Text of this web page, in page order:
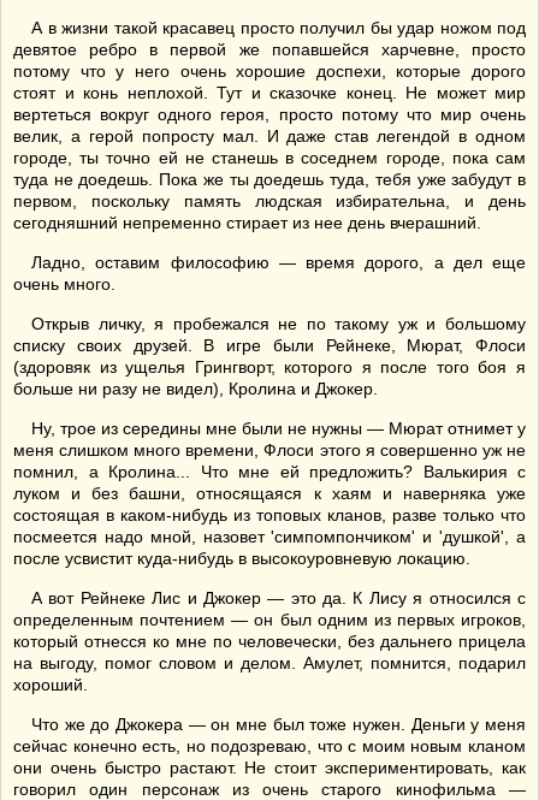
А в жизни такой красавец просто получил бы удар ножом под
девятое ребро в первой же попавшейся харчевне, просто
потому что у него очень хорошие доспехи, которые дорого
стоят и конь неплохой. Тут и сказочке конец. Не может мир
вертеться вокруг одного героя, просто потому что мир очень
велик, а герой попросту мал. И даже став легендой в одном
городе, ты точно ей не станешь в соседнем городе, пока сам
туда не доедешь. Пока же ты доедешь туда, тебя уже забудут в
первом, поскольку память людская избирательна, и день
сегодняшний непременно стирает из нее день вчерашний.
Ладно, оставим философию — время дорого, а дел еще
очень много.
Открыв личку, я пробежался не по такому уж и большому
списку своих друзей. В игре были Рейнеке, Мюрат, Флоси
(здоровяк из ущелья Грингворт, которого я после того боя я
больше ни разу не видел), Кролина и Джокер.
Ну, трое из середины мне были не нужны — Мюрат отнимет у
меня слишком много времени, Флоси этого я совершенно уж не
помнил, а Кролина... Что мне ей предложить? Валькирия с
луком и без башни, относящаяся к хаям и наверняка уже
состоящая в каком-нибудь из топовых кланов, разве только что
посмеется надо мной, назовет 'симпомпончиком' и 'душкой', а
после усвистит куда-нибудь в высокоуровневую локацию.
А вот Рейнеке Лис и Джокер — это да. К Лису я относился с
определенным почтением — он был одним из первых игроков,
который отнесся ко мне по человечески, без дальнего прицела
на выгоду, помог словом и делом. Амулет, помнится, подарил
хороший.
Что же до Джокера — он мне был тоже нужен. Деньги у меня
сейчас конечно есть, но подозреваю, что с моим новым кланом
они очень быстро растают. Не стоит экспериментировать, как
говорил один персонаж из очень старого кинофильма —